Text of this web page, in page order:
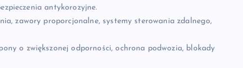
antykorozyjne.
zawory proporcjonalne, systemy sterowania zdalnego,
o zwiększonej odporności, ochrona podwozia, blokady